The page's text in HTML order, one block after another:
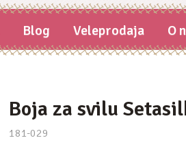
Blog Veleprodaja O
Boja za svilu
181-029